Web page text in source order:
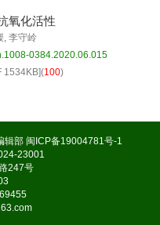
氧化活性
, 李守岭
0384.2020.06.015
1534KB](100)
辑部 闽ICP备19004781号-1
23001
247号